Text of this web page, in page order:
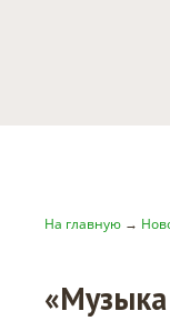
На главную →